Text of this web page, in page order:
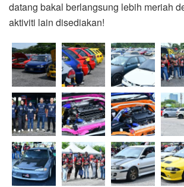
datang bakal berlangsung lebih meriah
aktiviti lain disediakan!